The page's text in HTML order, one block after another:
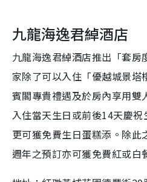
九龍海逸君綽酒店
九龍海逸君綽酒店推出「套房
家除了可以入住「優越城景塔
賓閣專貴禮遇及於房內享用雙
入住當天生日或前後14天慶
更可獲免費生日蛋糕添。除此
週年之預訂亦可獲免費紅或白